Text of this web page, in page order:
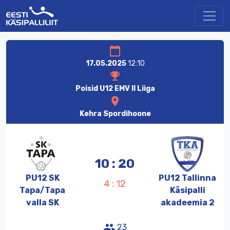
calendar_today
17.05.2025 12:10
emoji_events
Poisid U12 EMV II Liiga
location_on
Kehra Spordihoone
PU12 SK
Tapa/Tapa
valla SK
10 : 20
4 : 12
PU12 Tallinna
Käsipalli
akadeemia 2
people 23